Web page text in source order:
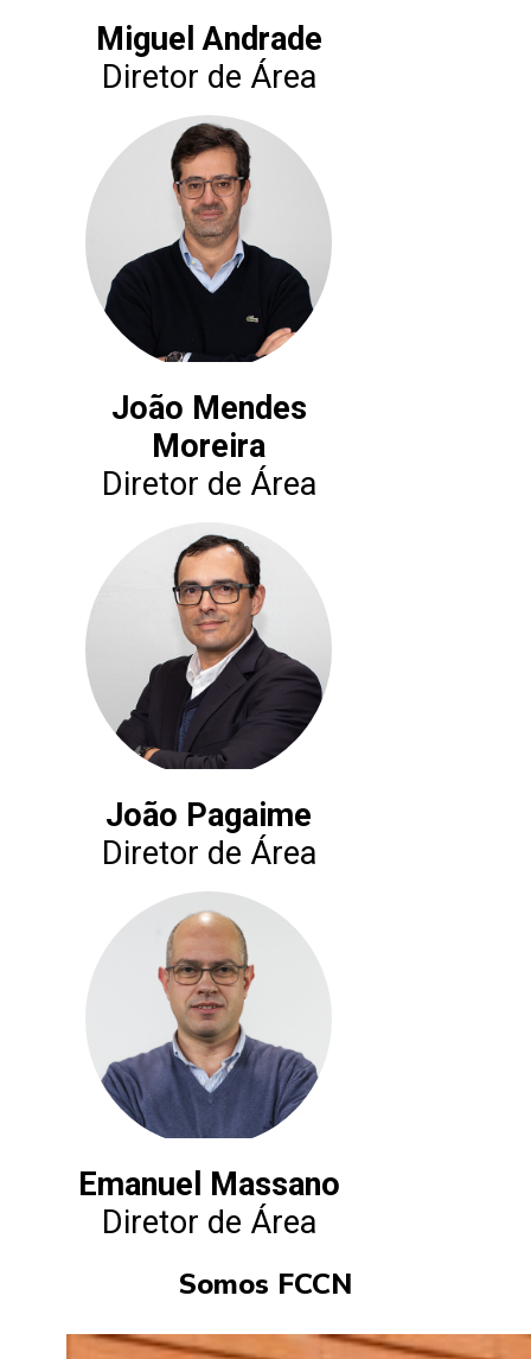
Miguel Andrade
Diretor de Área
João Mendes
Moreira
Diretor de Área
João Pagaime
Diretor de Área
Emanuel Massano
Diretor de Área
Somos FCCN